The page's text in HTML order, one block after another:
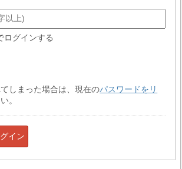
ログインする
しまった場合は、現在のパスワードをリ
。
イン